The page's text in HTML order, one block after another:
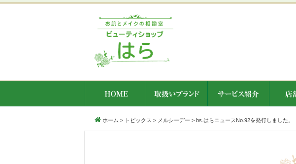
ホーム > トピックス > メルシーデー > bs.はらニュースNo.92を発行しました。